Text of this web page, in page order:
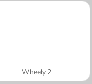
Wheely 2